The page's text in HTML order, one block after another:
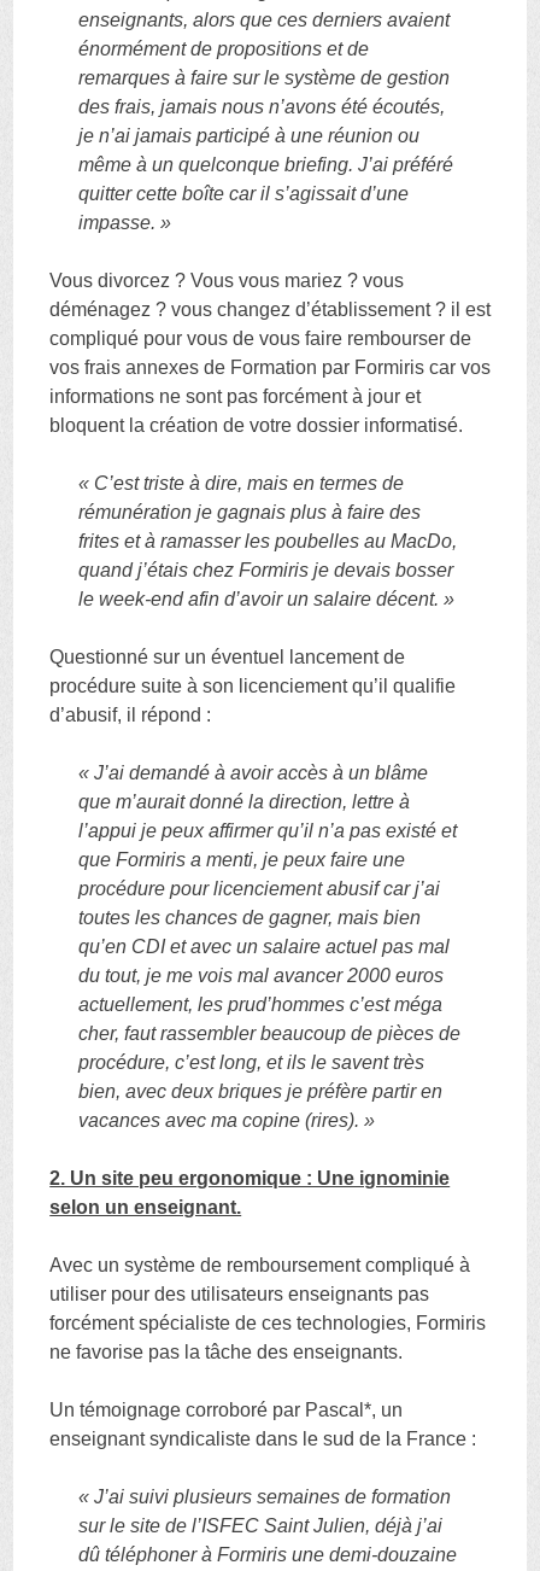
enseignants, alors que ces derniers avaient
énormément de propositions et de
remarques à faire sur le système de gestion
des frais, jamais nous n’avons été écoutés,
je n’ai jamais participé à une réunion ou
même à un quelconque briefing. J’ai préféré
quitter cette boîte car il s’agissait d’une
impasse. »
Vous divorcez ? Vous vous mariez ? vous
déménagez ? vous changez d’établissement ? il est
compliqué pour vous de vous faire rembourser de
vos frais annexes de Formation par Formiris car vos
informations ne sont pas forcément à jour et
bloquent la création de votre dossier informatisé.
« C’est triste à dire, mais en termes de
rémunération je gagnais plus à faire des
frites et à ramasser les poubelles au MacDo,
quand j’étais chez Formiris je devais bosser
le week-end afin d’avoir un salaire décent. »
Questionné sur un éventuel lancement de
procédure suite à son licenciement qu’il qualifie
d’abusif, il répond :
« J’ai demandé à avoir accès à un blâme
que m’aurait donné la direction, lettre à
l’appui je peux affirmer qu’il n’a pas existé et
que Formiris a menti, je peux faire une
procédure pour licenciement abusif car j’ai
toutes les chances de gagner, mais bien
qu’en CDI et avec un salaire actuel pas mal
du tout, je me vois mal avancer 2000 euros
actuellement, les prud’hommes c’est méga
cher, faut rassembler beaucoup de pièces de
procédure, c’est long, et ils le savent très
bien, avec deux briques je préfère partir en
vacances avec ma copine (rires). »
2. Un site peu ergonomique : Une ignominie
selon un enseignant.
Avec un système de remboursement compliqué à
utiliser pour des utilisateurs enseignants pas
forcément spécialiste de ces technologies, Formiris
ne favorise pas la tâche des enseignants.
Un témoignage corroboré par Pascal*, un
enseignant syndicaliste dans le sud de la France :
« J’ai suivi plusieurs semaines de formation
sur le site de l’ISFEC Saint Julien, déjà j’ai
dû téléphoner à Formiris une demi-douzaine